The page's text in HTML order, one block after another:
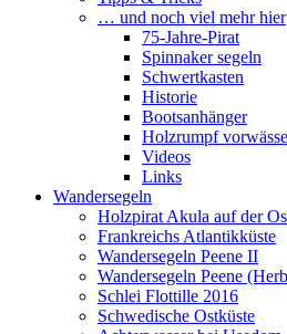
… und noch viel mehr hier
75-Jahre-Pirat
Spinnaker segeln
Schwertkasten
Historie
Bootsanhänger
Holzrumpf
Videos
Links
Wandersegeln
Holzpirat Akula auf der
Frankreichs Atlantikküste
Wandersegeln Peene II
Wandersegeln Peene
Schlei Flottille 2016
Schwedische Ostküste